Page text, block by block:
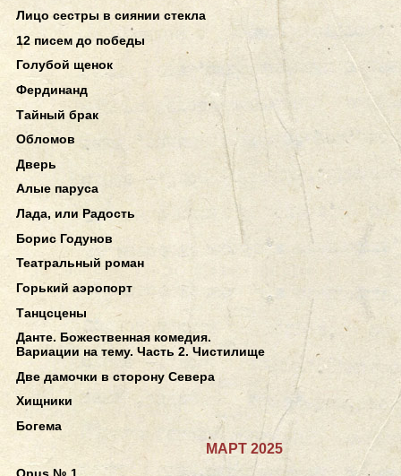
Лицо сестры в сиянии стекла
12 писем до победы
Голубой щенок
Фердинанд
Тайный брак
Обломов
Дверь
Алые паруса
Лада, или Радость
Борис Годунов
Театральный роман
Горький аэропорт
Танцсцены
Данте. Божественная комедия.
Вариации на тему. Часть 2. Чистилище
Две дамочки в сторону Севера
Хищники
Богема
МАРТ 2025
Opus № 1